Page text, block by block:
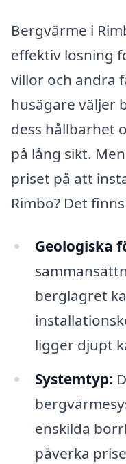
Bergvärme i
effektiv lösning
villor och andra
husägare väljer
dess hållbarhet
på lång sikt.
priset på att
Rimbo? Det
Geologiska
berglagret
ligger djupt
Systemtyp:
enskilda
påverka